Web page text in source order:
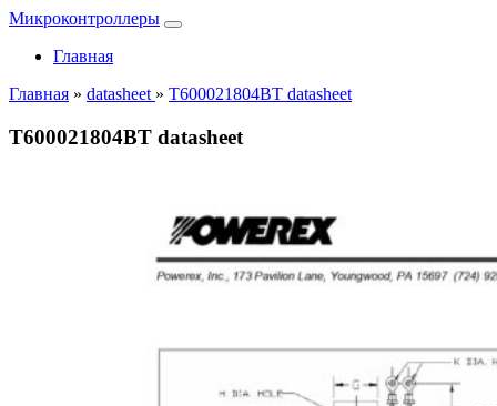
Микроконтроллеры
Главная
Главная » datasheet » T600021804BT datasheet
T600021804BT datasheet